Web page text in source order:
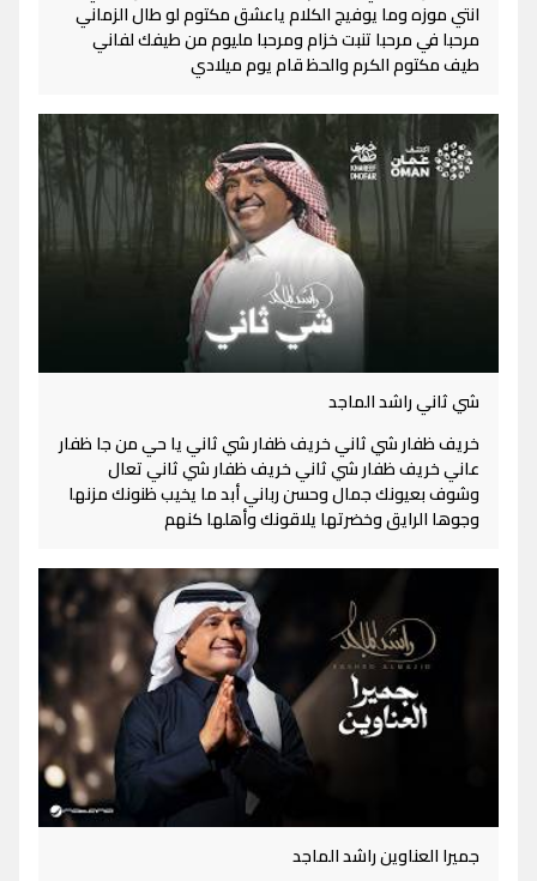
انتي موزه وما يوفيج الكلام ياعشق مكتوم لو طال الزماني
مرحبا في مرحبا تنبت خزام ومرحبا مليوم من طيفك لفاني
طيف مكتوم الكرم والحظ قام يوم ميلادي
شي ثاني راشد الماجد
خريف ظفار شي ثاني خريف ظفار شي ثاني يا حي من جا ظفار
عاني خريف ظفار شي ثاني خريف ظفار شي ثاني تعال
وشوف بعيونك جمال وحسن رباني أبد ما يخيب ظنونك مزنها
وجوها الرايق وخضرتها يلاقونك وأهلها كنهم
جميرا العناوين راشد الماجد